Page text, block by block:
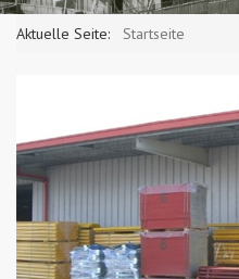
Aktuelle Seite: Startseite